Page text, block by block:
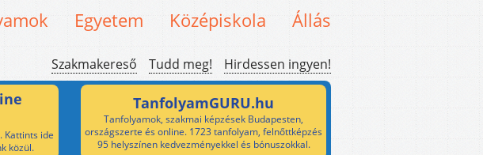
Egyetem Középiskola Állás
Szakmakereső Tudd meg! Hirdessen ingyen!
Kattints ide
közül.
TanfolyamGURU.hu
Tanfolyamok, szakmai képzések Budapesten,
országszerte és online. 1723 tanfolyam, felnőttképzés
95 helyszínen kedvezményekkel és bónuszokkal.